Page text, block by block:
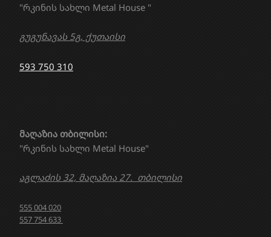
მაღაზია თბილისი:
"რკინის სახლი Metal House"
აგლაძის 32, მაღაზია 27. თბილისი
555 004 020
557 754 633
"რკინის სახლი Metal House "
გუგუნავას 5გ, ქუთაისი
593 750 310